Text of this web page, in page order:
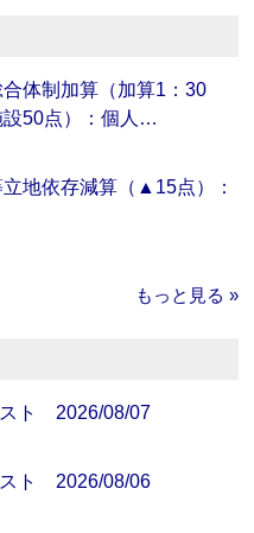
合体制加算（加算1：30
設50点）：個人…
立地依存減算（▲15点）：
もっと見る »
スト 2026/08/07
スト 2026/08/06